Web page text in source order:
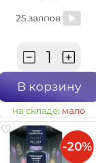
25 залпов
В корзину
на складе: мало
-20%